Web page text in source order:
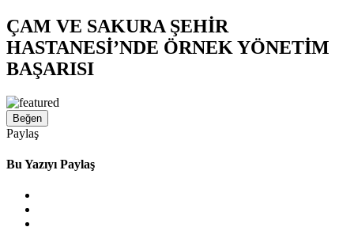
ÇAM VE SAKURA ŞEHİR
HASTANESİ’NDE ÖRNEK YÖNETİM
BAŞARISI
Beğen
Paylaş
Bu Yazıyı Paylaş